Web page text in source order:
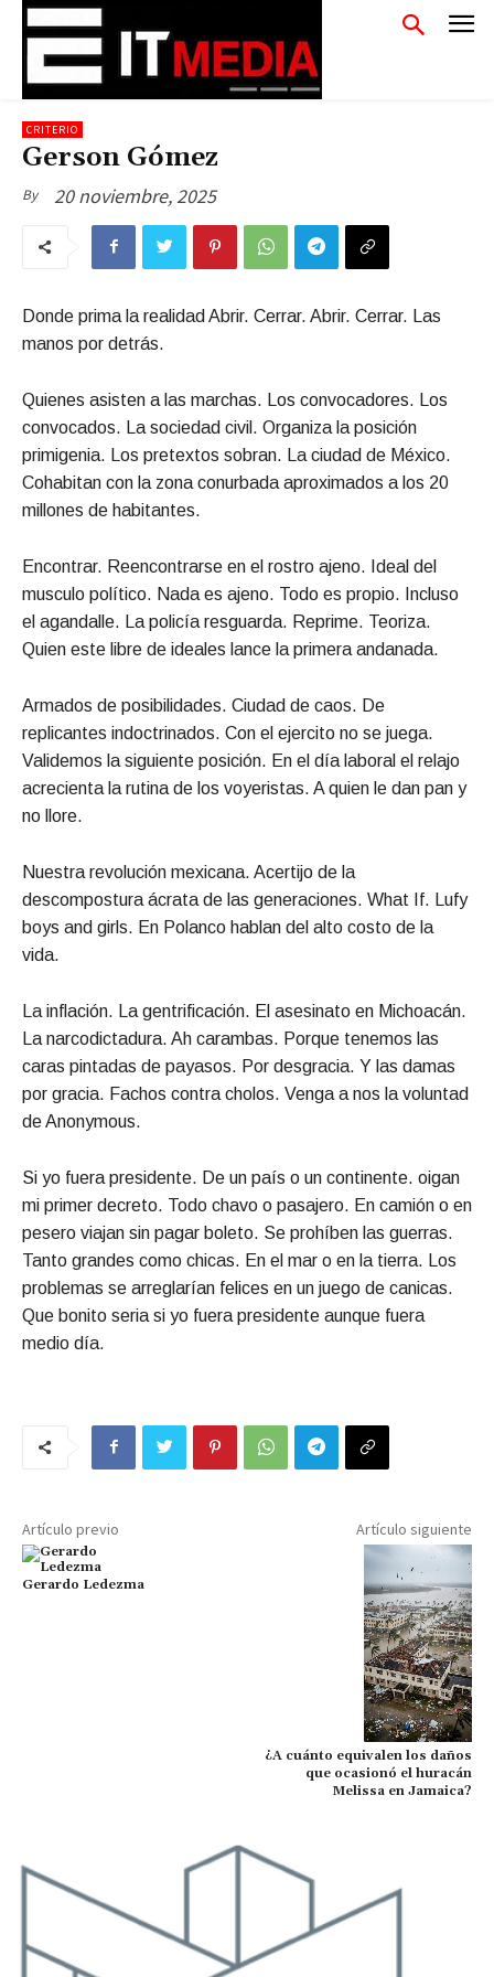
CRITERIO
Gerson Gómez
By 20 noviembre, 2025
Donde prima la realidad Abrir. Cerrar. Abrir. Cerrar. Las
manos por detrás.
Quienes asisten a las marchas. Los convocadores. Los
convocados. La sociedad civil. Organiza la posición
primigenia. Los pretextos sobran. La ciudad de México.
Cohabitan con la zona conurbada aproximados a los 20
millones de habitantes.
Encontrar. Reencontrarse en el rostro ajeno. Ideal del
musculo político. Nada es ajeno. Todo es propio. Incluso
el agandalle. La policía resguarda. Reprime. Teoriza.
Quien este libre de ideales lance la primera andanada.
Armados de posibilidades. Ciudad de caos. De
replicantes indoctrinados. Con el ejercito no se juega.
Validemos la siguiente posición. En el día laboral el relajo
acrecienta la rutina de los voyeristas. A quien le dan pan y
no llore.
Nuestra revolución mexicana. Acertijo de la
descompostura ácrata de las generaciones. What If. Lufy
boys and girls. En Polanco hablan del alto costo de la
vida.
La inflación. La gentrificación. El asesinato en Michoacán.
La narcodictadura. Ah carambas. Porque tenemos las
caras pintadas de payasos. Por desgracia. Y las damas
por gracia. Fachos contra cholos. Venga a nos la voluntad
de Anonymous.
Si yo fuera presidente. De un país o un continente. oigan
mi primer decreto. Todo chavo o pasajero. En camión o en
pesero viajan sin pagar boleto. Se prohíben las guerras.
Tanto grandes como chicas. En el mar o en la tierra. Los
problemas se arreglarían felices en un juego de canicas.
Que bonito seria si yo fuera presidente aunque fuera
medio día.
Artículo previo
Gerardo Ledezma
Artículo siguiente
¿A cuánto equivalen los daños
que ocasionó el huracán
Melissa en Jamaica?